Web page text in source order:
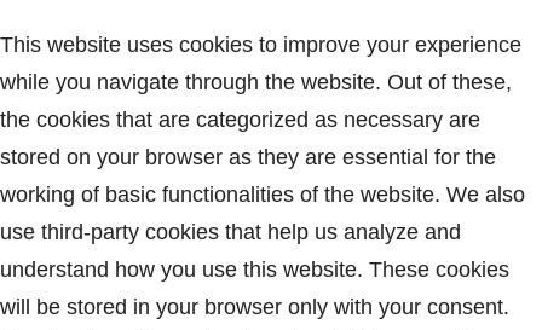
This website uses cookies to improve your experience
while you navigate through the website. Out of these,
the cookies that are categorized as necessary are
stored on your browser as they are essential for the
working of basic functionalities of the website. We also
use third-party cookies that help us analyze and
understand how you use this website. These cookies
will be stored in your browser only with your consent.